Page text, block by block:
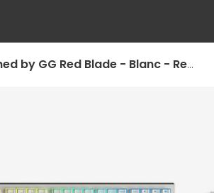
Designed by GG Red Blade - Blanc - Red Blood Lite